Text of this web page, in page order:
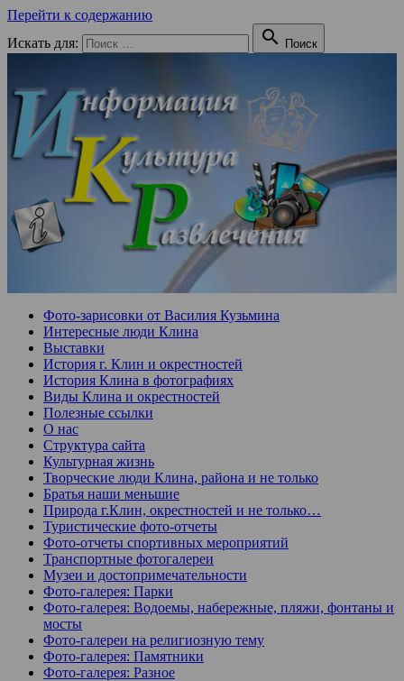
Перейти к содержанию
Искать для:
 Поиск
Фото-зарисовки от Василия Кузьмина
Интересные люди Клина
Выставки
История г. Клин и окрестностей
История Клина в фотографиях
Виды Клина и окрестностей
Полезные ссылки
О нас
Структура сайта
Культурная жизнь
Творческие люди Клина, района и не только
Братья наши меньшие
Природа г.Клин, окрестностей и не только…
Туристические фото-отчеты
Фото-отчеты спортивных мероприятий
Транспортные фотогалереи
Музеи и достопримечательности
Фото-галерея: Парки
Фото-галерея: Водоемы, набережные, пляжи, фонтаны и
мосты
Фото-галереи на религиозную тему
Фото-галерея: Памятники
Фото-галерея: Разное